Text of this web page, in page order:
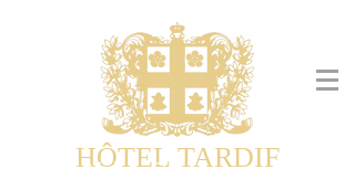
HÔTEL TARDIF
Noble Guesthouse